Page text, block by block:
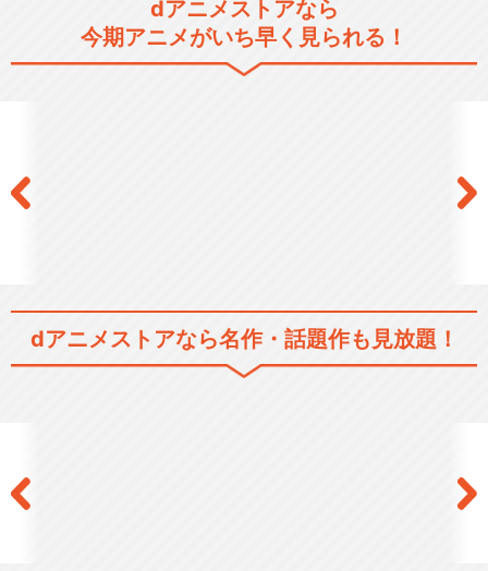
OVAスタミュ 1
dアニメストアなら
今期アニメがいち早く見られる！
dアニメストアなら名作・話題作も見放題！